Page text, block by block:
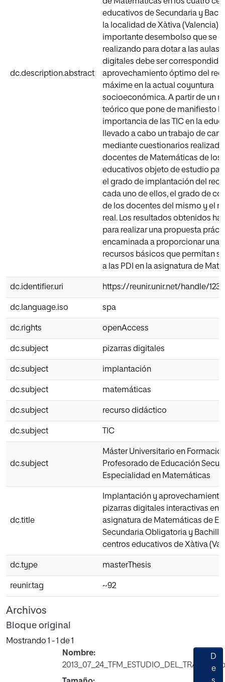
dc.description.abstract
educativos de Secundaria y
la localidad de Xàtiva (Valencia).
importante desembolso que se
realizando para dotar a las aulas
digitales debe ser correspondido
aprovechamiento óptimo del
máxime en la actual coyuntura
socioeconómica. A partir de un
teórico que pone de manifiesto la
importancia de las TIC en la
llevado a cabo un trabajo de
mediante cuestionarios
docentes de Matemáticas de los
educativos objeto de estudio
el grado de implantación del
cada uno de ellos, el grado de
de los docentes del mismo y el
real. Los resultados obtenidos
para realizar una propuesta
encaminada a proporcionar una
recursos básicos que permitan
a las PDI en la asignatura de
dc.identifier.uri https://reunir.unir.net/handle/
dc.language.iso spa
dc.rights openAccess
dc.subject pizarras digitales
dc.subject implantación
dc.subject matemáticas
dc.subject recurso didáctico
dc.subject TIC
dc.subject
Máster Universitario en
Profesorado de Educación
Especialidad en Matemáticas
dc.title
Implantación y aprovechamiento
pizarras digitales interactivas en
asignatura de Matemáticas de
Secundaria Obligatoria y
centros educativos de Xàtiva
dc.type masterThesis
reunir.tag ~92
Archivos
Bloque original
Mostrando 1 - 1 de 1
Nombre:
D
e